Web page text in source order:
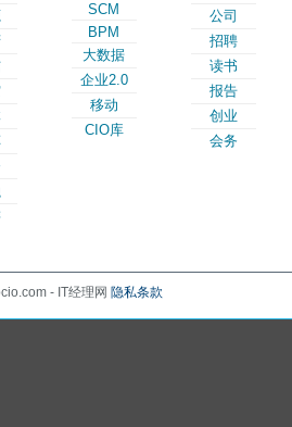
SCM
BPM
大数据
企业2.0
移动
CIO库
公司
招聘
读书
报告
创业
会务
- IT经理网 隐私条款